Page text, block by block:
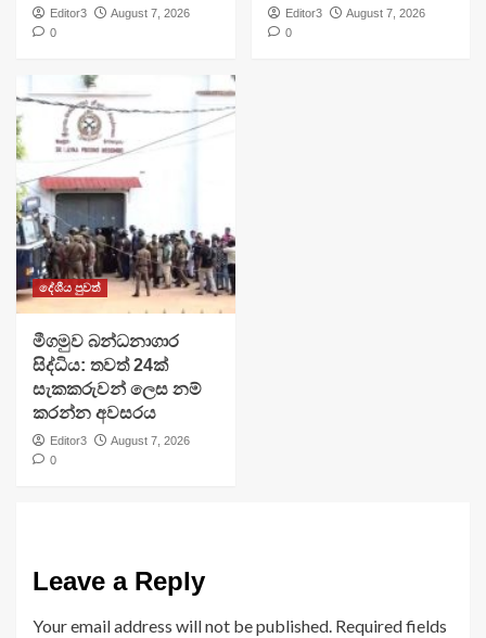
Editor3
August 7, 2026
0
Editor3
August 7, 2026
0
දේශීය පුවත්
මීගමුව බන්ධනාගාර
සිද්ධිය: තවත් 24ක්
සැකකරුවන් ලෙස නම්
කරන්න අවසරය
Editor3
August 7, 2026
0
Leave a Reply
Your email address will not be published. Required fields